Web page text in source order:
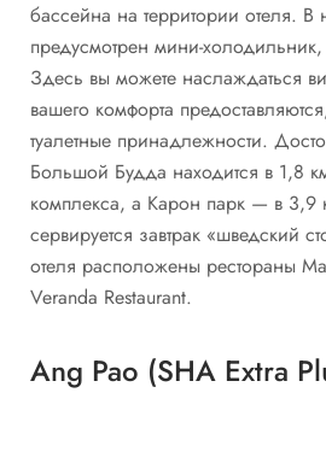
бассейна на территории отеля. В
предусмотрен мини-
Здесь вы можете наслаждаться
вашего комфорта
туалетные принадлежности.
Большой Будда находится в 1,8
комплекса, а Карон парк — в 3,9
сервируется завтрак «шведский
отеля расположены рестораны
Veranda Restaurant.
Ang Pao (SHA Extra